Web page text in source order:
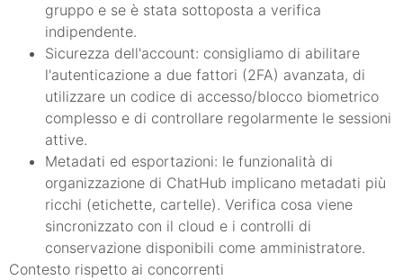
gruppo e se è stata sottoposta a verifica
indipendente.
Sicurezza dell'account: consigliamo di abilitare
l'autenticazione a due fattori (2FA) avanzata, di
utilizzare un codice di accesso/blocco biometrico
complesso e di controllare regolarmente le sessioni
attive.
Metadati ed esportazioni: le funzionalità di
organizzazione di ChatHub implicano metadati più
ricchi (etichette, cartelle). Verifica cosa viene
sincronizzato con il cloud e i controlli di
conservazione disponibili come amministratore.
Contesto rispetto ai concorrenti